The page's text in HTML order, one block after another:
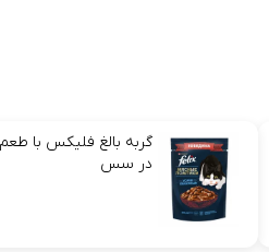
گربه بالغ فلیکس با
در سس